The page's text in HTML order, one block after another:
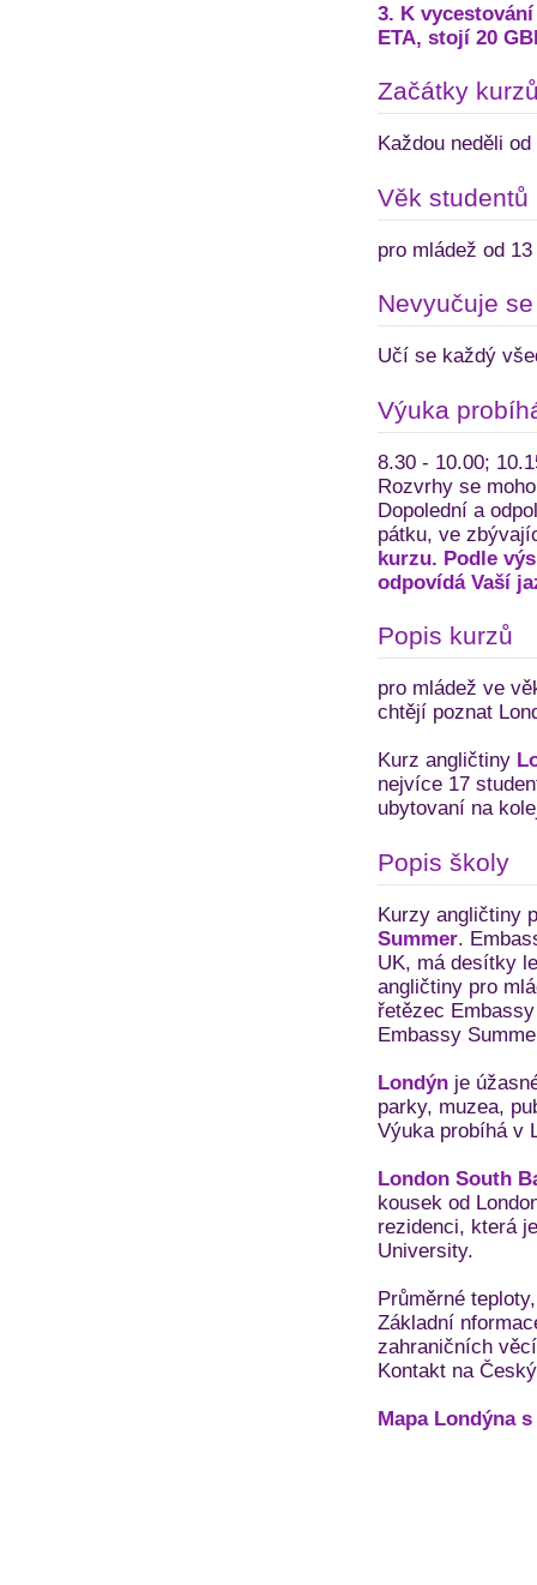
3. K
ETA, stojí 20
Začátky
Každou neděli
Věk studentů
pro mládež od
Nevyučuje se
Učí se každý
Výuka
8.30 - 10.00;
Rozvrhy se
Dopolední a
pátku, ve
kurzu. Podle
odpovídá Vaší
Popis kurzů
pro mládež ve
chtějí poznat
Kurz angličtiny
nejvíce 17
ubytovaní na
Popis školy
Kurzy angličtiny
Summer.
UK, má desítky
angličtiny pro
řetězec
Embassy
Londýnje
parky, muzea,
Výuka probíhá v
London South
kousek od
rezidenci, která
University.
Průměrné
Základní
zahraničních
Kontakt na
Mapa Londýna